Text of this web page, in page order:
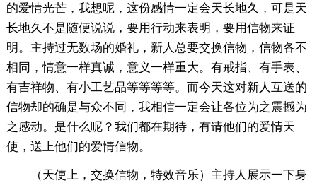
的爱情光芒，我想呢，这份感情一定会天长地久，可是天
长地久不是随便说说，要用行动来表明，要用信物来证
明。主持过无数场的婚礼，新人总要交换信物，信物各不
相同，情意一样真诚，意义一样重大。有戒指、有手表、
有吉祥物、有小工艺品等等等等。而今天这对新人互送的
信物却的确是与众不同，我相信一定会让各位为之震撼为
之感动。是什么呢？我们都在期待，有请他们的爱情天
使，送上他们的爱情信物。
（天使上，交换信物，特效音乐）主持人展示一下身